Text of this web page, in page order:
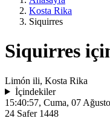
Kosta Rika
Siquirres
Siquirres
Limón ili, Kosta Rika
İçindekiler
15:40:57, Cuma, 07
24 Safer 1448